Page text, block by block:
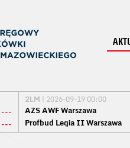
---
---
2LM | 2026-09-19 00:00
AZS AWF Warszawa
Profbud Legia II Warszawa